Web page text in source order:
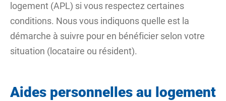
logement (APL) si vous respectez certaines
conditions. Nous vous indiquons quelle est la
démarche à suivre pour en bénéficier selon votre
situation (locataire ou résident).
Aides personnelles au logement